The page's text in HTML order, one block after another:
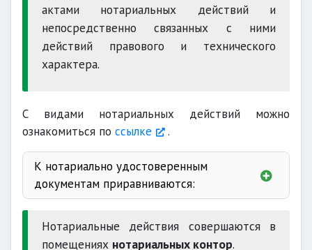
актами нотариальных действий и
непосредственно связанных с ними
действий правового и технического
характера.
С видами нотариальных действий можно
ознакомиться по ссылке .
К нотариально удостоверенным
документам приравниваются:
излечении в больницах
Нотариальные действия совершаются в
помещениях нотариальных контор.